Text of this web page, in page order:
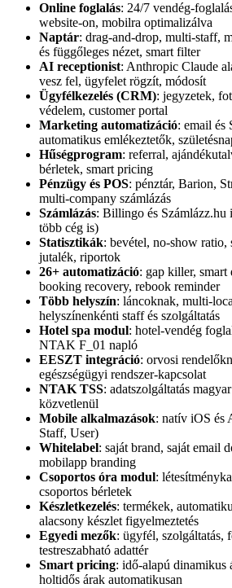
Online foglalás: 24/7 vendég-
website-on, mobilra optimalizálva
Naptár: drag-and-drop, multi-staff,
és függőleges nézet, smart filter
AI receptionist: Anthropic Claude
vesz fel, ügyfelet rögzít, módosít
Ügyfélkezelés (CRM): jegyzetek,
védelem, customer portal
Marketing automatizáció: email és
automatikus emlékeztetők,
Hűségprogram: referral,
bérletek, smart pricing
Pénzügy és POS: pénztár, Barion,
multi-company számlázás
Számlázás: Billingo és Számlázz.hu
több cég is)
Statisztikák: bevétel, no-show ratio,
jutalék, riportok
26+ automatizáció: gap killer, smart
booking recovery, rebook reminder
Több helyszín: láncoknak, multi-
helyszínenkénti staff és szolgáltatás
Hotel spa modul: hotel-vendég
NTAK F_01 napló
EESZT integráció: orvosi
egészségügyi rendszer-kapcsolat
NTAK TSS: adatszolgáltatás
közvetlenül
Mobile alkalmazások: natív iOS és
Staff, User)
Whitelabel: saját brand, saját email
mobilapp branding
Csoportos óra modul:
csoportos bérletek
Készletkezelés: termékek,
alacsony készlet figyelmeztetés
Egyedi mezők: ügyfél, szolgáltatás,
testreszabható adattér
Smart pricing: idő-alapú dinamikus
holtidős árak automatikusan